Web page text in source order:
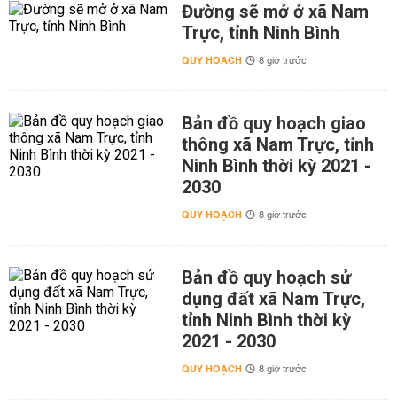
Đường sẽ mở ở xã Nam
Trực, tỉnh Ninh Bình
QUY HOẠCH 8 giờ trước
Bản đồ quy hoạch giao
thông xã Nam Trực, tỉnh
Ninh Bình thời kỳ 2021 -
2030
QUY HOẠCH 8 giờ trước
Bản đồ quy hoạch sử
dụng đất xã Nam Trực,
tỉnh Ninh Bình thời kỳ
2021 - 2030
QUY HOẠCH 8 giờ trước